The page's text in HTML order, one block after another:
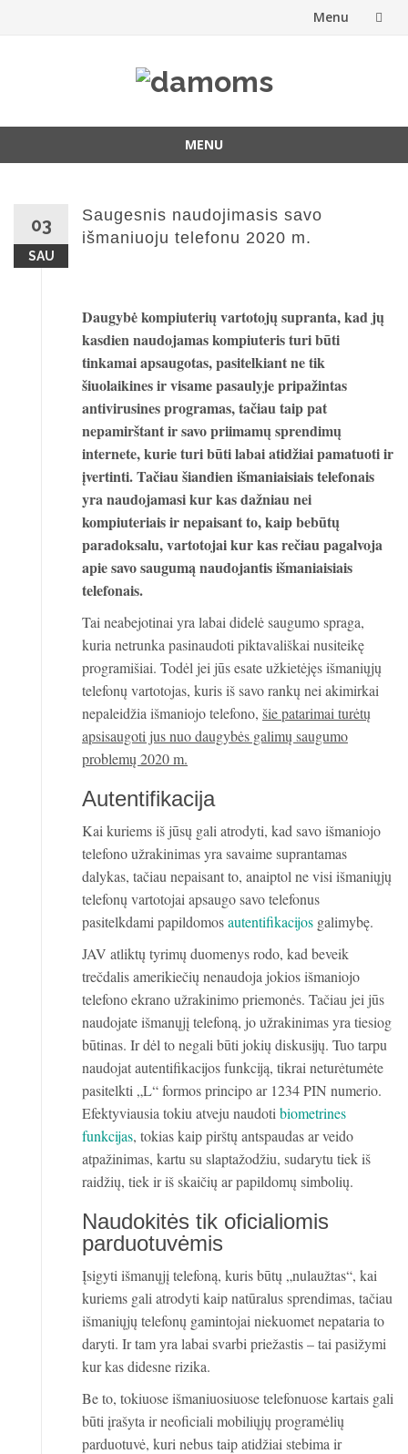
Menu
MENU
03
SAU
Saugesnis naudojimasis savo
išmaniuoju telefonu 2020 m.
Daugybė kompiuterių vartotojų supranta, kad jų
kasdien naudojamas kompiuteris turi būti
tinkamai apsaugotas, pasitelkiant ne tik
šiuolaikines ir visame pasaulyje pripažintas
antivirusines programas, tačiau taip pat
nepamirštant ir savo priimamų sprendimų
internete, kurie turi būti labai atidžiai pamatuoti ir
įvertinti. Tačiau šiandien išmaniaisiais telefonais
yra naudojamasi kur kas dažniau nei
kompiuteriais ir nepaisant to, kaip bebūtų
paradoksalu, vartotojai kur kas rečiau pagalvoja
apie savo saugumą naudojantis išmaniaisiais
telefonais.
Tai neabejotinai yra labai didelė saugumo spraga,
kuria netrunka pasinaudoti piktavališkai nusiteikę
programišiai. Todėl jei jūs esate užkietėjęs išmaniųjų
telefonų vartotojas, kuris iš savo rankų nei akimirkai
nepaleidžia išmaniojo telefono, šie patarimai turėtų
apsisaugoti jus nuo daugybės galimų saugumo
problemų 2020 m.
Autentifikacija
Kai kuriems iš jūsų gali atrodyti, kad savo išmaniojo
telefono užrakinimas yra savaime suprantamas
dalykas, tačiau nepaisant to, anaiptol ne visi išmaniųjų
telefonų vartotojai apsaugo savo telefonus
pasitelkdami papildomosautentifikacijos galimybę.
JAV atliktų tyrimų duomenys rodo, kad beveik
trečdalis amerikiečių nenaudoja jokios išmaniojo
telefono ekrano užrakinimo priemonės. Tačiau jei jūs
naudojate išmanųjį telefoną, jo užrakinimas yra tiesiog
būtinas. Ir dėl to negali būti jokių diskusijų. Tuo tarpu
naudojat autentifikacijos funkciją, tikrai neturėtumėte
pasitelkti „L“ formos principo ar 1234 PIN numerio.
Efektyviausia tokiu atveju naudoti biometrines
funkcijas, tokias kaip pirštų antspaudas ar veido
atpažinimas, kartu su slaptažodžiu, sudarytu tiek iš
raidžių, tiek ir iš skaičių ar papildomų simbolių.
Naudokitės tik oficialiomis
parduotuvėmis
Įsigyti išmanųjį telefoną, kuris būtų „nulaužtas“, kai
kuriems gali atrodyti kaip natūralus sprendimas, tačiau
išmaniųjų telefonų gamintojai niekuomet nepataria to
daryti. Ir tam yra labai svarbi priežastis – tai pasižymi
kur kas didesne rizika.
Be to, tokiuose išmaniuosiuose telefonuose kartais gali
būti įrašyta ir neoficiali mobiliųjų programėlių
parduotuvė, kuri nebus taip atidžiai stebima ir